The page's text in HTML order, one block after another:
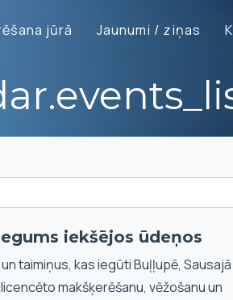
jūrā Jaunumi / ziņas
iekšējos ūdeņos
taimiņus, kas iegūti Buļļupē, Sausajā
makšķerēšanu, vēžošanu un